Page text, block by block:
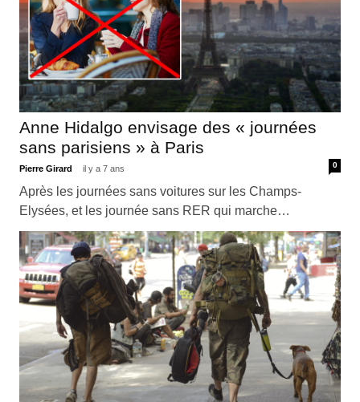
Anne Hidalgo envisage des « journées
sans parisiens » à Paris
Pierre Girard il y a 7 ans 0
Après les journées sans voitures sur les Champs-
Elysées, et les journée sans RER qui marche…